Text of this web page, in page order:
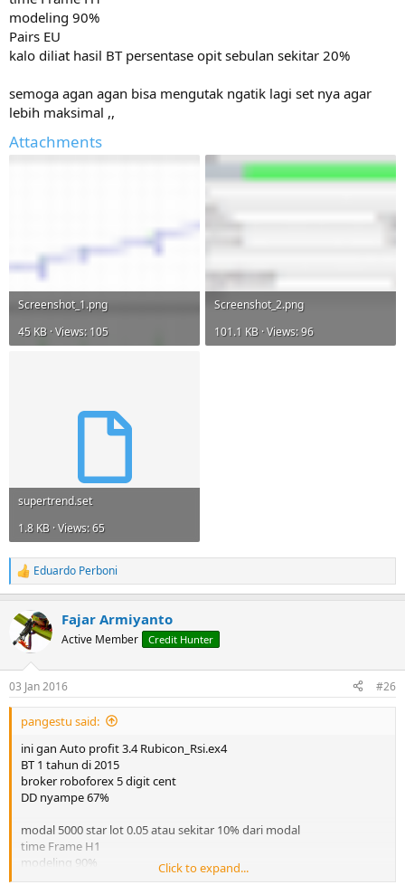
modeling 90%
Pairs EU
kalo diliat hasil BT persentase opit sebulan sekitar 20%
semoga agan agan bisa mengutak ngatik lagi set nya agar
lebih maksimal ,,
Attachments
Screenshot_1.png
45 KB · Views: 105
Screenshot_2.png
101.1 KB · Views: 96
supertrend.set
1.8 KB · Views: 65
R
e
c
t
i
s
:
Eduardo Perboni
Fajar Armiyanto
Active Member Credit Hunter
03 Jan 2016 #26
pangestu said:
ini gan Auto profit 3.4 Rubicon_Rsi.ex4
BT 1 tahun di 2015
broker roboforex 5 digit cent
DD nyampe 67%
modal 5000 star lot 0.05 atau sekitar 10% dari modal
time Frame H1
modeling 90%
Click to expand...